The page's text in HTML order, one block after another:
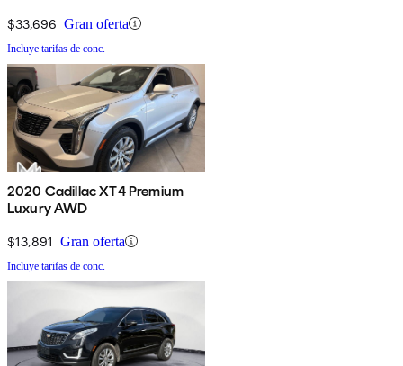
$33,696 Gran oferta
Incluye tarifas de conc.
2020 Cadillac XT4 Premium
Luxury AWD
$13,891 Gran oferta
Incluye tarifas de conc.